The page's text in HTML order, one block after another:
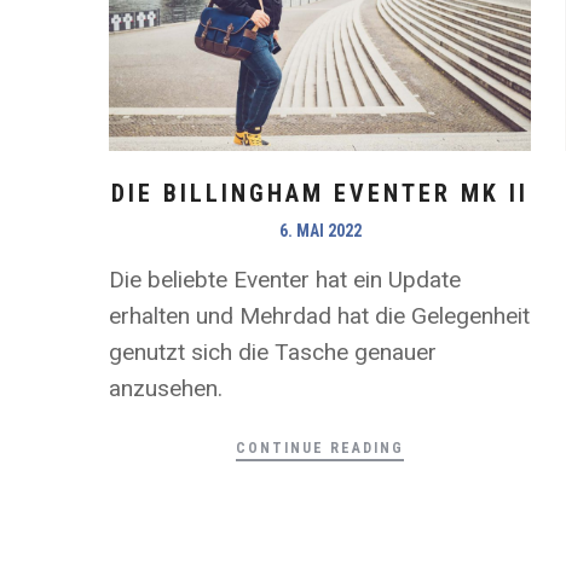
DIE BILLINGHAM EVENTER MK II
6. MAI 2022
Die beliebte Eventer hat ein Update
erhalten und Mehrdad hat die Gelegenheit
genutzt sich die Tasche genauer
anzusehen.
CONTINUE READING